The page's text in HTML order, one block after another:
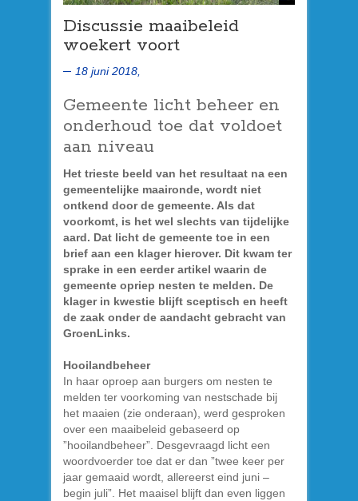
Discussie maaibeleid
woekert voort
18 juni 2018,
Gemeente licht beheer en
onderhoud toe dat voldoet
aan niveau
Het trieste beeld van het resultaat na een
gemeentelijke maaironde, wordt niet
ontkend door de gemeente. Als dat
voorkomt, is het wel slechts van tijdelijke
aard. Dat licht de gemeente toe in een
brief aan een klager hierover. Dit kwam ter
sprake in een eerder artikel waarin de
gemeente opriep nesten te melden. De
klager in kwestie blijft sceptisch en heeft
de zaak onder de aandacht gebracht van
GroenLinks.
Hooilandbeheer
In haar oproep aan burgers om nesten te
melden ter voorkoming van nestschade bij
het maaien (zie onderaan), werd gesproken
over een maaibeleid gebaseerd op
”hooilandbeheer”. Desgevraagd licht een
woordvoerder toe dat er dan ”twee keer per
jaar gemaaid wordt, allereerst eind juni –
begin juli”. Het maaisel blijft dan even liggen